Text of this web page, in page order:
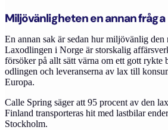
Miljövänligheten en annan fråga
En annan sak är sedan hur miljövänlig den
Laxodlingen i Norge är storskalig
försöker på allt sätt värna om ett gott rykte
odlingen och leveranserna av lax till
Europa.
Calle Spring säger att 95 procent av den
Finland transporteras hit med lastbilar
Stockholm.